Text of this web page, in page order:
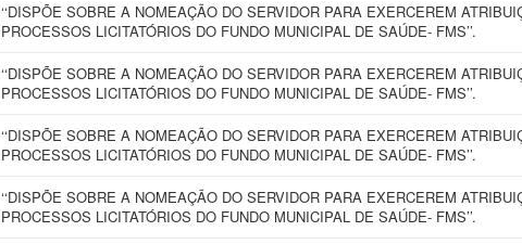
‘‘DISPÕE SOBRE A NOMEAÇÃO DO SERVIDOR PARA EXERCEREM
PROCESSOS LICITATÓRIOS DO FUNDO MUNICIPAL DE SAÚDE- FMS’’.
‘‘DISPÕE SOBRE A NOMEAÇÃO DO SERVIDOR PARA EXERCEREM
PROCESSOS LICITATÓRIOS DO FUNDO MUNICIPAL DE SAÚDE- FMS’’.
‘‘DISPÕE SOBRE A NOMEAÇÃO DO SERVIDOR PARA EXERCEREM
PROCESSOS LICITATÓRIOS DO FUNDO MUNICIPAL DE SAÚDE- FMS’’.
‘‘DISPÕE SOBRE A NOMEAÇÃO DO SERVIDOR PARA EXERCEREM
PROCESSOS LICITATÓRIOS DO FUNDO MUNICIPAL DE SAÚDE- FMS’’.